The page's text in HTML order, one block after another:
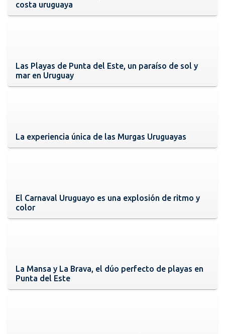
costa uruguaya
Las Playas de Punta del Este, un paraíso de sol y
mar en Uruguay
La experiencia única de las Murgas Uruguayas
El Carnaval Uruguayo es una explosión de ritmo y
color
La Mansa y La Brava, el dúo perfecto de playas en
Punta del Este